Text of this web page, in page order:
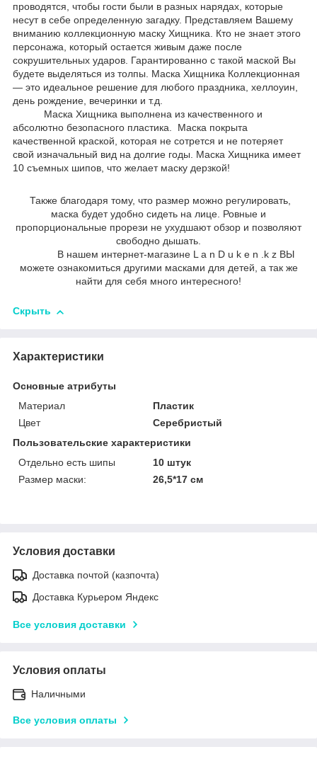
проводятся, чтобы гости были в разных нарядах, которые
несут в себе определенную загадку. Представляем Вашему
вниманию коллекционную маску Хищника. Кто не знает этого
персонажа, который остается живым даже после
сокрушительных ударов. Гарантированно с такой маской Вы
будете выделяться из толпы. Маска Хищника Коллекционная
― это идеальное решение для любого праздника, хеллоуин,
день рождение, вечеринки и т.д.
Маска Хищника выполнена из качественного и
абсолютно безопасного пластика. Маска покрыта
качественной краской, которая не сотрется и не потеряет
свой изначальный вид на долгие годы. Маска Хищника имеет
10 съемных шипов, что желает маску дерзкой!
Также благодаря тому, что размер можно регулировать,
маска будет удобно сидеть на лице. Ровные и
пропорциональные прорези не ухудшают обзор и позволяют
свободно дышать.
В нашем интернет-магазине L a n D u k e n .k z ВЫ
можете ознакомиться другими масками для детей, а так же
найти для себя много интересного!
Скрыть
Характеристики
Основные атрибуты
Материал
Пластик
Цвет
Серебристый
Пользовательские характеристики
Отдельно есть шипы
10 штук
Размер маски:
26,5*17 см
Условия доставки
Доставка почтой (казпочта)
Доставка Курьером Яндекс
Все условия доставки
Условия оплаты
Наличными
Все условия оплаты